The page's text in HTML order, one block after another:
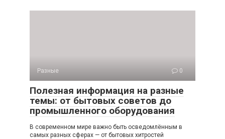
Разные 0
Полезная информация на разные
темы: от бытовых советов до
промышленного оборудования
В современном мире важно быть осведомлённым в
самых разных сферах — от бытовых хитростей